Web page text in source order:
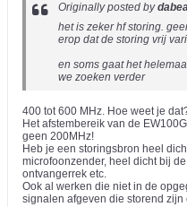
Originally posted by
het is zeker hf storing.
erop dat de storing vrij
en soms gaat het
we zoeken verder
400 tot 600 MHz. Hoe weet je
Het afstembereik van de
geen 200MHz!
Heb je een storingsbron heel
microfoonzender, heel dicht bij
ontvangerrek etc.
Ook al werken die niet in de
signalen afgeven die storend